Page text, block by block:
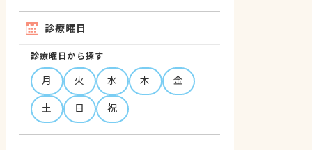
診療曜日
診療曜日から探す
月 火 水 木
金
土
日 祝